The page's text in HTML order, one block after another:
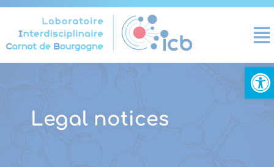
Legal notices
Cookies management panel